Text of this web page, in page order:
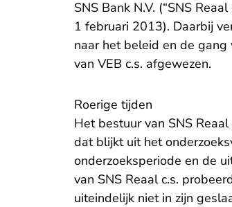
SNS Bank N.V. (“SNS
1 februari 2013). Daarbij
naar het beleid en de gang
van VEB c.s. afgewezen.
Roerige tijden
Het bestuur van SNS
dat blijkt uit het
onderzoeksperiode en de
van SNS Reaal c.s.
uiteindelijk niet in zijn